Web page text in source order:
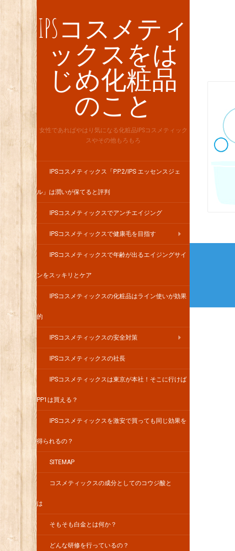
IPSコスメティ
ックスをは
じめ化粧品
のこと
女性であればやはり気になる化粧品IPSコスメティック
スやその他もろもろ
IPSコスメティックス「P.P.2/IPS エッセンスジェ
ル」は潤いが保てると評判
IPSコスメティックスでアンチエイジング
IPSコスメティックスで健康毛を目指す
IPSコスメティックスで年齢が出るエイジングサイ
ンをスッキリとケア
IPSコスメティックスの化粧品はライン使いが効果
的
IPSコスメティックスの安全対策
IPSコスメティックスの社長
IPSコスメティックスは東京が本社！そこに行けば
PP1は買える？
IPSコスメティックスを激安で買っても同じ効果を
得られるの？
SITEMAP
コスメティックスの成分としてのコウジ酸と
は
そもそも白金とは何か？
どんな研修を行っているの？
投
ナ
ビ
ゲ
ー